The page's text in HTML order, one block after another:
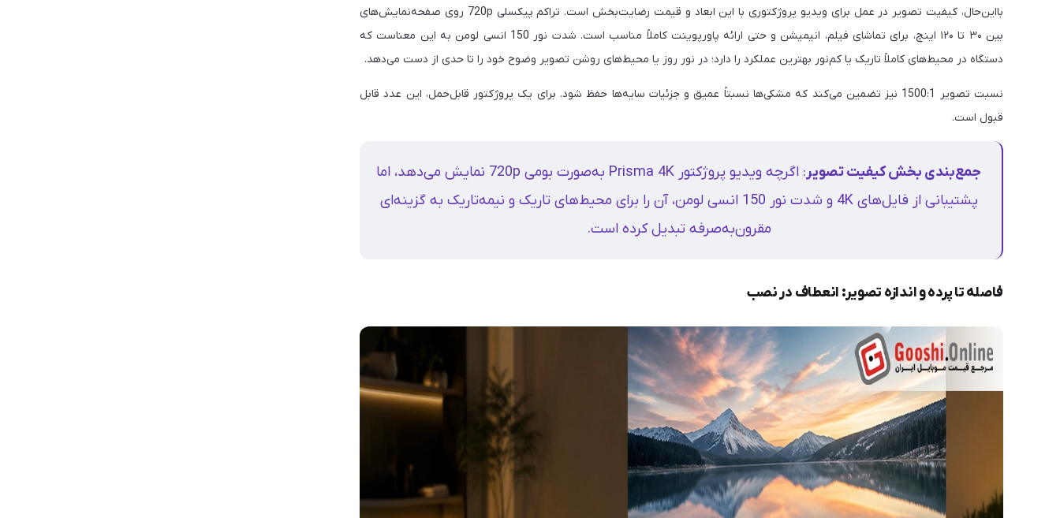
بااین‌حال، کیفیت تصویر در عمل برای ویدیو پروژکتوری با این ابعاد و قیمت رضایت‌بخش است. تراکم پیکسلی 720p روی صفحه‌نمایش‌های
بین ۳۰ تا ۱۲۰ اینچ، برای تماشای فیلم، انیمیشن و حتی ارائه پاورپوینت کاملاً مناسب است. شدت نور 150 انسی لومن به این معناست که
دستگاه در محیط‌های کاملاً تاریک یا کم‌نور بهترین عملکرد را دارد؛ در نور روز یا محیط‌های روشن تصویر وضوح خود را تا حدی از دست می‌دهد.
نسبت تصویر 1500:1 نیز تضمین می‌کند که مشکی‌ها نسبتاً عمیق و جزئیات سایه‌ها حفظ شود. برای یک پروژکتور قابل‌حمل، این عدد قابل
قبول است.
جمع‌بندی بخش کیفیت تصویر
: اگرچه ویدیو پروژکتور Prisma 4K به‌صورت بومی 720p نمایش می‌دهد، اما
پشتیبانی از فایل‌های 4K و شدت نور 150 انسی لومن، آن را برای محیط‌های تاریک و نیمه‌تاریک به گزینه‌ای
مقرون‌به‌صرفه تبدیل کرده است.
فاصله تا پرده و اندازه تصویر: انعطاف در نصب